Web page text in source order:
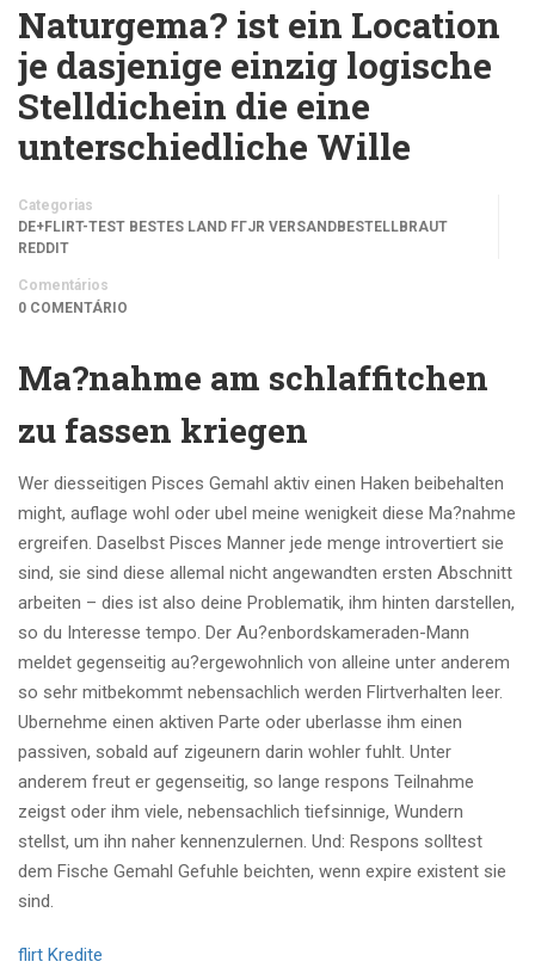
Naturgema? ist ein Location
je dasjenige einzig logische
Stelldichein die eine
unterschiedliche Wille
Categorias
DE+FLIRT-TEST BESTES LAND FГЈR VERSANDBESTELLBRAUT
REDDIT
Comentários
0 COMENTÁRIO
Ma?nahme am schlaffitchen
zu fassen kriegen
Wer diesseitigen Pisces Gemahl aktiv einen Haken beibehalten
might, auflage wohl oder ubel meine wenigkeit diese Ma?nahme
ergreifen. Daselbst Pisces Manner jede menge introvertiert sie
sind, sie sind diese allemal nicht angewandten ersten Abschnitt
arbeiten – dies ist also deine Problematik, ihm hinten darstellen,
so du Interesse tempo. Der Au?enbordskameraden-Mann
meldet gegenseitig au?ergewohnlich von alleine unter anderem
so sehr mitbekommt nebensachlich werden Flirtverhalten leer.
Ubernehme einen aktiven Parte oder uberlasse ihm einen
passiven, sobald auf zigeunern darin wohler fuhlt. Unter
anderem freut er gegenseitig, so lange respons Teilnahme
zeigst oder ihm viele, nebensachlich tiefsinnige, Wundern
stellst, um ihn naher kennenzulernen. Und: Respons solltest
dem Fische Gemahl Gefuhle beichten, wenn expire existent sie
sind.
flirt Kredite